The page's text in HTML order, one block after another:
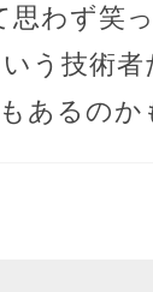
思わず笑
う技術者
あるのか